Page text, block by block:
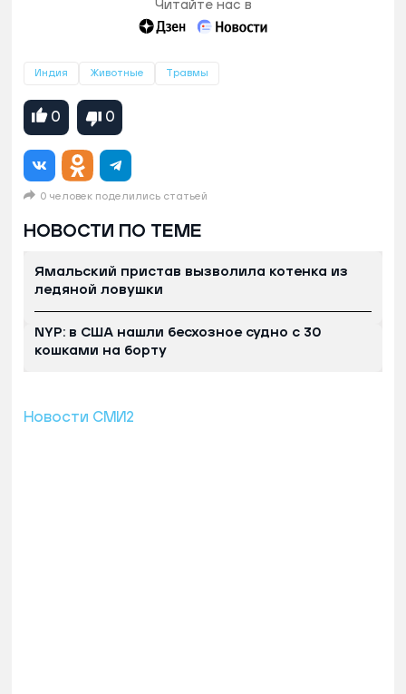
Читайте нас в
Индия Животные Травмы
0 0
0 человек поделились статьей
НОВОСТИ ПО ТЕМЕ
Ямальский пристав вызволила котенка из
ледяной ловушки
NYP: в США нашли бесхозное судно с 30
кошками на борту
Новости СМИ2